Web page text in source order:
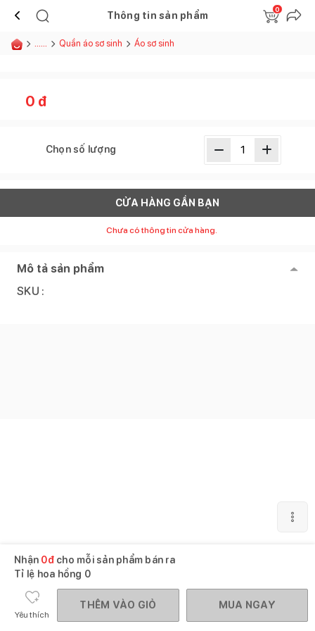
Thông tin sản phẩm
0
...... Quần áo sơ sinh Áo sơ sinh
0 đ
Chọn số lượng
CỬA HÀNG GẦN BẠN
Chưa có thông tin cửa hàng.
Mô tả sản phẩm
SKU :
Nhận 0đcho mỗi sản phẩm bán ra
Tỉ lệ hoa hồng 0
Yêu thích
THÊM VÀO GIỎ MUA NGAY